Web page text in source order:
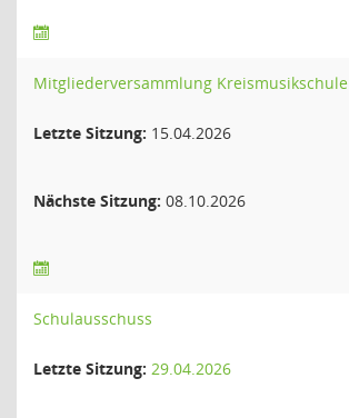
Mitgliederversammlung Kreismusikschule
Letzte Sitzung: 15.04.2026
Nächste Sitzung: 08.10.2026
Schulausschuss
Letzte Sitzung: 29.04.2026